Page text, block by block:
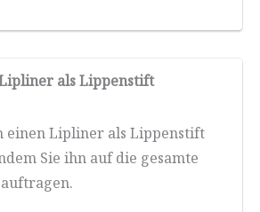
als Lippenstift
einen Lipliner als Lippenstift
Sie ihn auf die gesamte